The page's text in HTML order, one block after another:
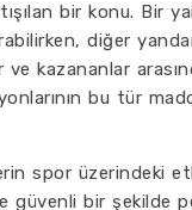
bir konu. Bir
diğer
kazananlar
bu tür
spor üzerindeki
bir şekilde